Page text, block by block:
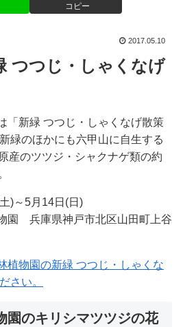
コピー
2017.05.10
つつじ・しゃくなげ
「新緑 つつじ・しゃくなげ散策
緑のほかにも六甲山に自生する
産のツツジ・シャクナゲ類の約
)～5月14日(日)
園 兵庫県神戸市北区山田町上谷
植物園の新緑 つつじ・しゃくな
さい。
園のキリシマツツジの花